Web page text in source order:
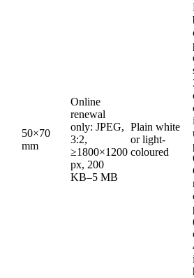
50×70
mm
Online
renewal
only: JPEG,
3:2,
≥1800×1200
px, 200
KB–5 MB
Plain white
or light-
coloured